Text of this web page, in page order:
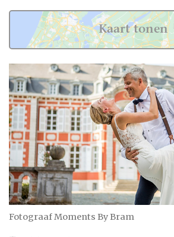
Fotograaf Moments By Bram
Kaart tonen